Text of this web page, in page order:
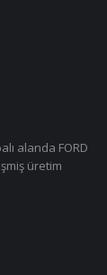
alanda FORD
üretim